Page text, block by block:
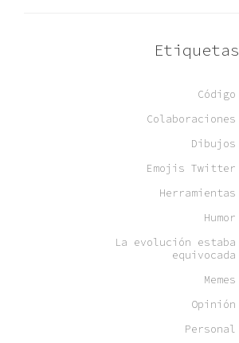
Etiquetas
Código
Colaboraciones
Dibujos
Emojis Twitter
Herramientas
Humor
La evolución estaba
equivocada
Memes
Opinión
Personal